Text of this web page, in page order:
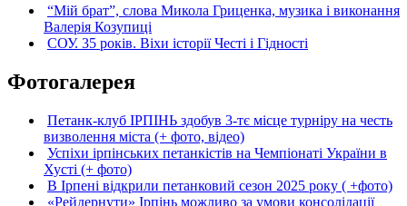
“Мій брат”, слова Микола Гриценка, музика і виконання
Валерія Козупиці
СОУ. 35 років. Віхи історії Честі і Гідності
Фотогалерея
Петанк-клуб ІРПІНЬ здобув 3-тє місце турніру на честь
визволення міста (+ фото, відео)
Успіхи ірпінських петанкістів на Чемпіонаті України в
Хусті (+ фото)
В Ірпені відкрили петанковий сезон 2025 року ( +фото)
«Рейдернути» Ірпінь можливо за умови консолідації